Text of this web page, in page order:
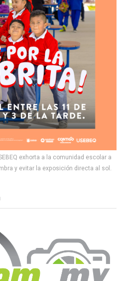
exhorta a la comunidad escolar a
y evitar la exposición directa al sol.